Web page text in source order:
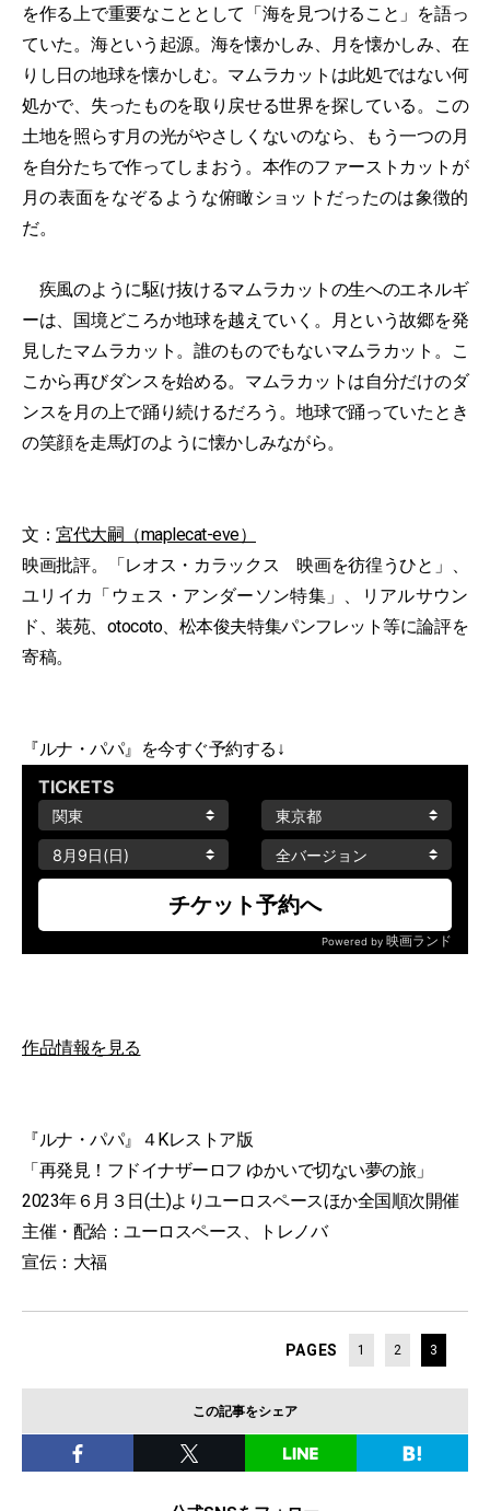
を作る上で重要なこととして「海を見つけること」を語っ
ていた。海という起源。海を懐かしみ、月を懐かしみ、在
りし日の地球を懐かしむ。マムラカットは此処ではない何
処かで、失ったものを取り戻せる世界を探している。この
土地を照らす月の光がやさしくないのなら、もう一つの月
を自分たちで作ってしまおう。本作のファーストカットが
月の表面をなぞるような俯瞰ショットだったのは象徴的
だ。
疾風のように駆け抜けるマムラカットの生へのエネルギ
ーは、国境どころか地球を越えていく。月という故郷を発
見したマムラカット。誰のものでもないマムラカット。こ
こから再びダンスを始める。マムラカットは自分だけのダ
ンスを月の上で踊り続けるだろう。地球で踊っていたとき
の笑顔を走馬灯のように懐かしみながら。
文： 宮代大嗣（maplecat-eve）
映画批評。「レオス・カラックス 映画を彷徨うひと」、
ユリイカ「ウェス・アンダーソン特集」、リアルサウン
ド、装苑、otocoto、松本俊夫特集パンフレット等に論評を
寄稿。
『ルナ・パパ』を今すぐ予約する↓
作品情報を見る
『ルナ・パパ』４Kレストア版
「再発見！フドイナザーロフ ゆかいで切ない夢の旅」
2023年６月３日(土)よりユーロスペースほか全国順次開催
主催・配給：ユーロスペース、トレノバ
宣伝：大福
PAGES 1 2 3
この記事をシェア